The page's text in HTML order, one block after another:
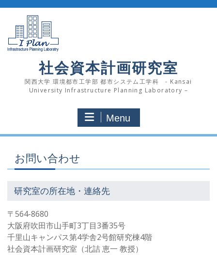
content
社会資本計画研究室
関西大学 環境都市工学部 都市システム工学科 - Kansai
University Infrastructure Planning Laboratory –
Menu
お問い合わせ
研究室の所在地・連絡先
〒564-8680
大阪府吹田市山手町3丁目3番35号
千里山キャンパス第4学舎2号館研究棟4階
社会資本計画研究室（北詰 恵一 教授）